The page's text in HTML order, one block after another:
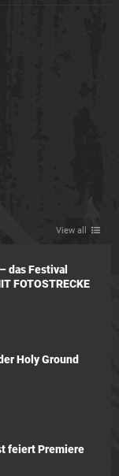
View all
das Festival
FOTOSTRECKE
Holy Ground
feiert Premiere